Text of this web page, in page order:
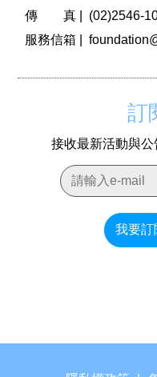
傳 真 |
(02)2546-
服務信箱 |
訂
接收最新活動與公
我要訂